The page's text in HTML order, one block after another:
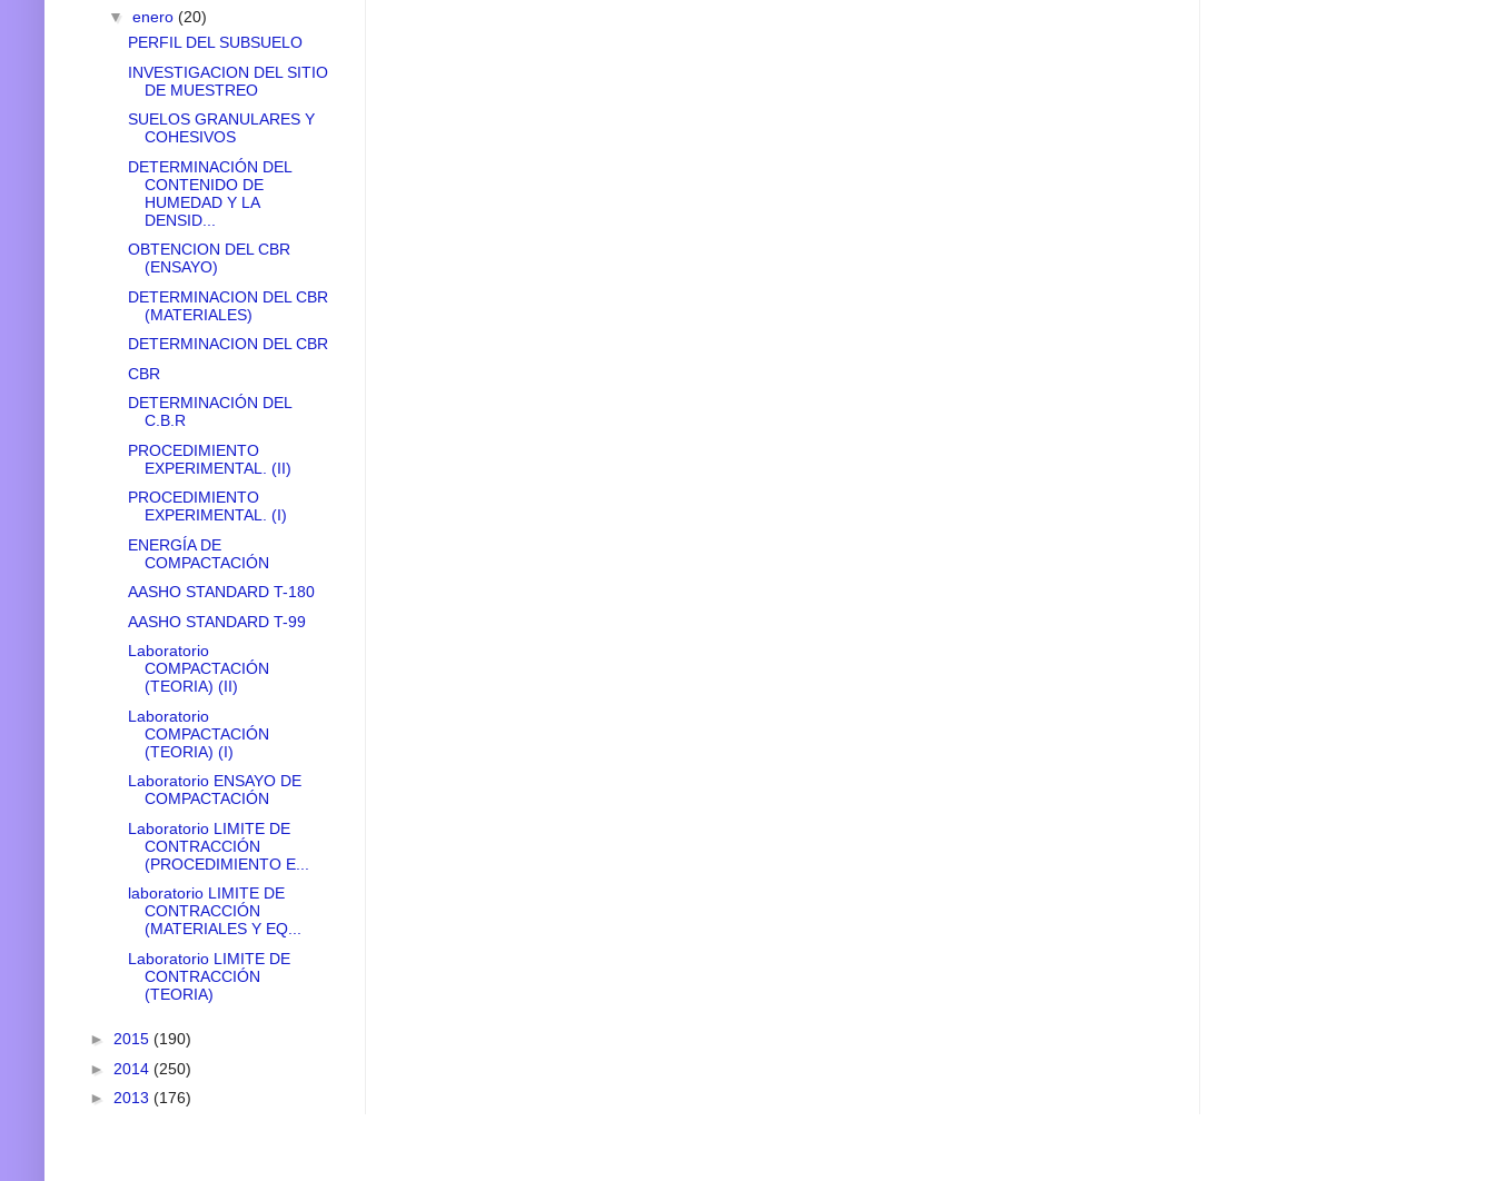
▼ enero (20)
PERFIL DEL SUBSUELO
INVESTIGACION DEL SITIO
DE MUESTREO
SUELOS GRANULARES Y
COHESIVOS
DETERMINACIÓN DEL
CONTENIDO DE
HUMEDAD Y LA
DENSID...
OBTENCION DEL CBR
(ENSAYO)
DETERMINACION DEL CBR
(MATERIALES)
DETERMINACION DEL CBR
CBR
DETERMINACIÓN DEL
C.B.R
PROCEDIMIENTO
EXPERIMENTAL. (II)
PROCEDIMIENTO
EXPERIMENTAL. (I)
ENERGÍA DE
COMPACTACIÓN
AASHO STANDARD T-180
AASHO STANDARD T-99
Laboratorio
COMPACTACIÓN
(TEORIA) (II)
Laboratorio
COMPACTACIÓN
(TEORIA) (I)
Laboratorio ENSAYO DE
COMPACTACIÓN
Laboratorio LIMITE DE
CONTRACCIÓN
(PROCEDIMIENTO E...
laboratorio LIMITE DE
CONTRACCIÓN
(MATERIALES Y EQ...
Laboratorio LIMITE DE
CONTRACCIÓN
(TEORIA)
► 2015 (190)
► 2014 (250)
► 2013 (176)